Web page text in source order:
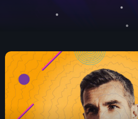
ACCUEIL
CTKOI ?
MUSIC